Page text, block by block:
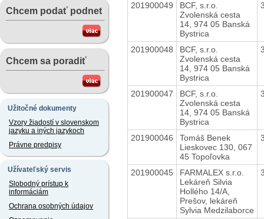
Chcem podať podnet
Chcem sa poradiť
Užitočné dokumenty
Vzory žiadostí v slovenskom
jazyku a iných jazykoch
Právne predpisy
Užívateľský servis
Slobodný prístup k
informáciám
Ochrana osobných údajov
201900049
BCF, s.r.o.
Zvolenská cesta
14, 974 05 Banská
Bystrica
201900048
BCF, s.r.o.
Zvolenská cesta
14, 974 05 Banská
Bystrica
201900047
BCF, s.r.o.
Zvolenská cesta
14, 974 05 Banská
Bystrica
201900046
Tomáš Benek
Lieskovec 130, 067
45 Topoľovka
201900045
FARMALEX s.r.o.
Lekáreň Silvia
Hollého 14/A,
Prešov, lekáreň
Sylvia Medzilaborce